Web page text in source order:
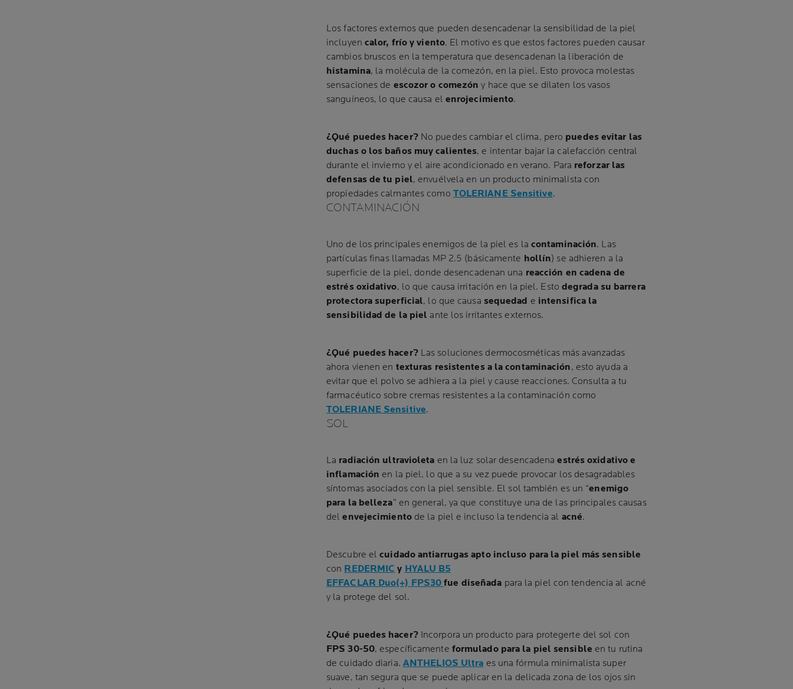
Los factores externos que pueden desencadenar la sensibilidad de la piel
incluyen calor, frío y viento. El motivo es que estos factores pueden causar
cambios bruscos en la temperatura que desencadenan la liberación de
histamina, la molécula de la comezón, en la piel. Esto provoca molestas
sensaciones de escozor o comezón y hace que se dilaten los vasos
sanguíneos, lo que causa el enrojecimiento.
¿Qué puedes hacer?No puedes cambiar el clima, pero puedes evitar las
duchas o los baños muy calientes, e intentar bajar la calefacción central
durante el invierno y el aire acondicionado en verano. Para reforzar las
defensas de tu piel, envuélvela en un producto minimalista con
propiedades calmantes como TOLERIANE Sensitive.
CONTAMINACIÓN
Uno de los principales enemigos de la piel es la contaminación. Las
partículas finas llamadas MP 2.5 (básicamente hollín) se adhieren a la
superficie de la piel, donde desencadenan una reacción en cadena de
estrés oxidativo, lo que causa irritación en la piel. Esto degrada su barrera
protectora superficial, lo que causa sequedad e intensifica la
sensibilidad de la piel ante los irritantes externos.
¿Qué puedes hacer?Las soluciones dermocosméticas más avanzadas
ahora vienen en texturas resistentes a la contaminación, esto ayuda a
evitar que el polvo se adhiera a la piel y cause reacciones. Consulta a tu
farmacéutico sobre cremas resistentes a la contaminación como
TOLERIANE Sensitive.
SOL
La radiación ultravioleta en la luz solar desencadenaestrés oxidativo e
inflamación en la piel, lo que a su vez puede provocar los desagradables
síntomas asociados con la piel sensible. El sol también es un “enemigo
para la belleza” en general, ya que constituye una de las principales causas
delenvejecimientode la piel e incluso la tendencia al acné.
Descubre elcuidado antiarrugas apto incluso para la piel más sensible
con REDERMIC y HYALU B5
EFFACLAR Duo(+) FPS30fue diseñada para la piel con tendencia al acné
y la protege del sol.
¿Qué puedes hacer?Incorpora un producto para protegerte del sol con
FPS 30-50, específicamente formulado para la piel sensible en tu rutina
de cuidado diaria. ANTHELIOS Ultra es una fórmula minimalista super
suave, tan segura que se puede aplicar en la delicada zona de los ojos sin